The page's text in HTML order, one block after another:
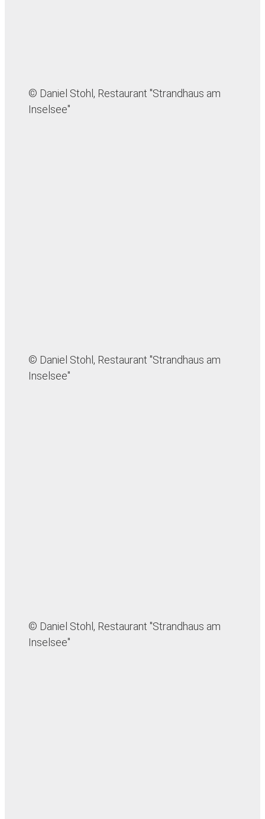
© Daniel Stohl, Restaurant "Strandhaus am
Inselsee"
© Daniel Stohl, Restaurant "Strandhaus am
Inselsee"
© Daniel Stohl, Restaurant "Strandhaus am
Inselsee"